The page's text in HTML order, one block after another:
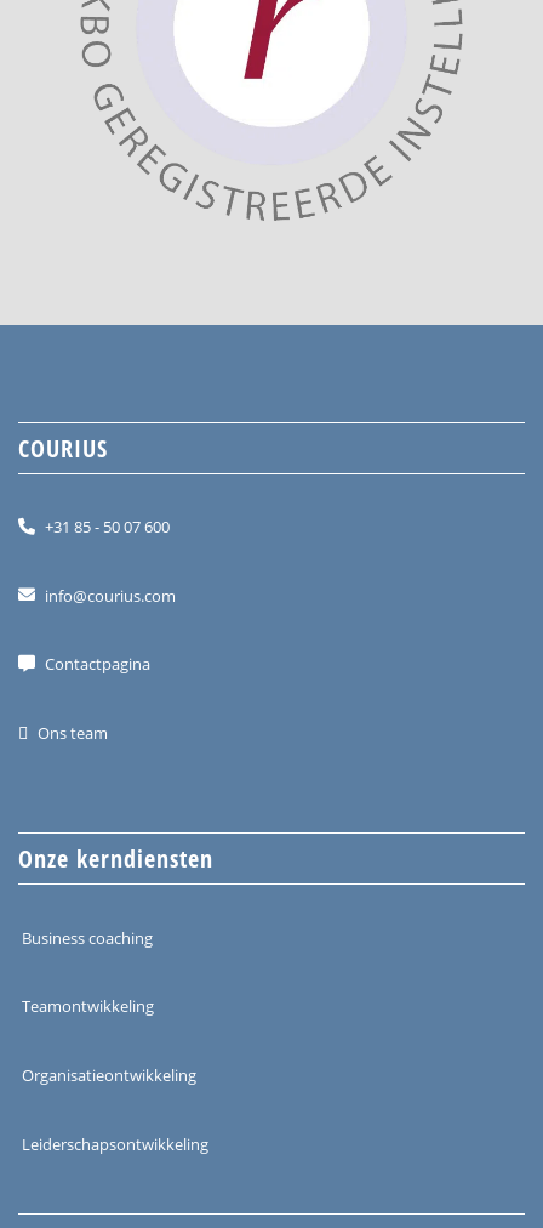
COURIUS
+31 85 - 50 07 600
info@courius.com
Contactpagina
Ons team
Onze kerndiensten
Business coaching
Teamontwikkeling
Organisatieontwikkeling
Leiderschapsontwikkeling